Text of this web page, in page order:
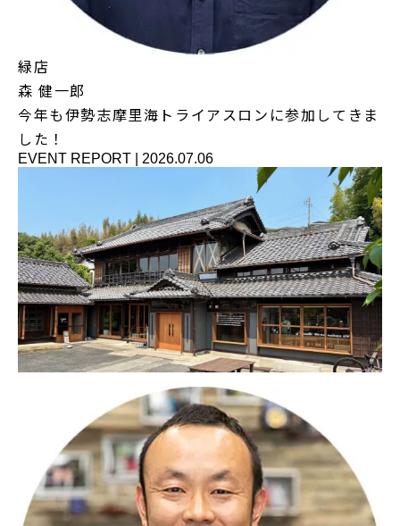
緑店
森 健一郎
今年も伊勢志摩里海トライアスロンに参加してきま
した！
EVENT REPORT 2026.07.06